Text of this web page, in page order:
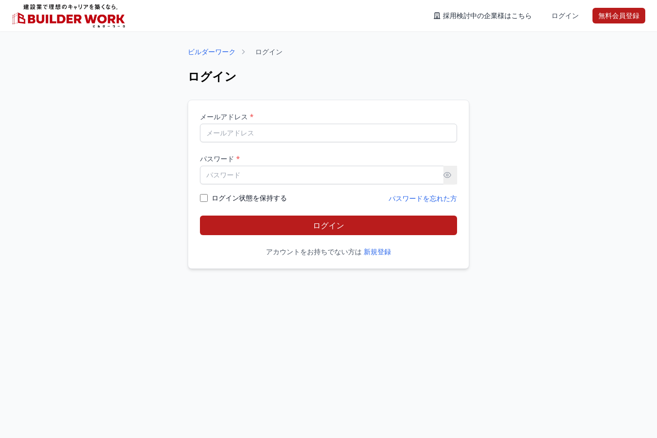
採用検討中の企業様はこちら ログイン 無料会員登録
ビルダーワーク ログイン
ログイン
メールアドレス *
パスワード *
パスワードを忘れた方
ログイン状態を保持する
ログイン
アカウントをお持ちでない方は 新規登録